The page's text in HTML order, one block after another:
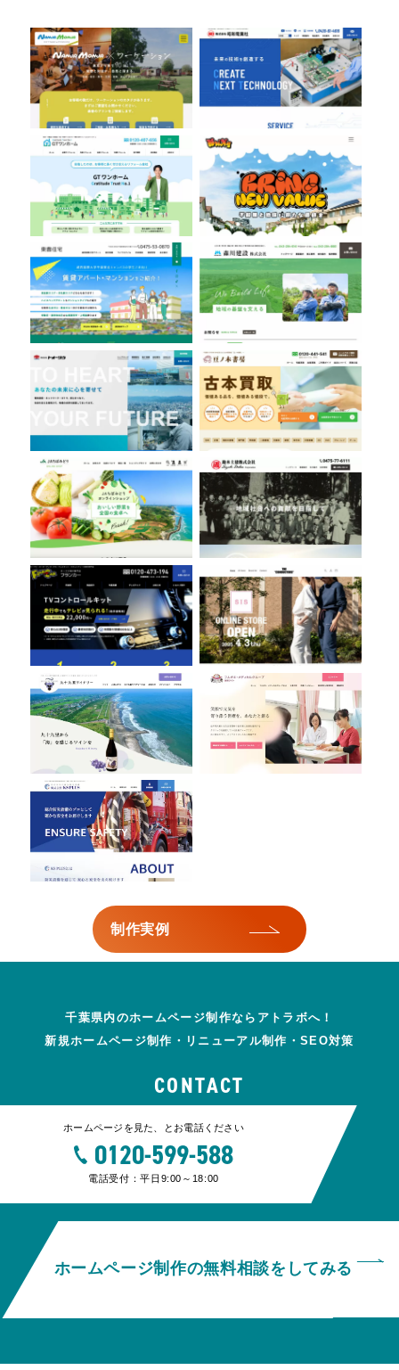
株式会社GTワンホーム 株式会社Bring
有限会社東豊住宅 森川建設株式会社
株式会社トオーツウ 豆ノ木書房
ちばみどり農業協同組合 鈴木土建株式会社
フランカー株式会社 THE CONDUCTORS
九十九里ワイナリー フルガキ・メディカルグループ
株式会社KS PLUS
制作実例
千葉県内のホームページ制作ならアトラボへ！
新規ホームページ制作・リニューアル制作・SEO対策
CONTACT
ホームページを見た、とお電話ください
0120-599-588
電話受付：平日9:00～18:00
ホームページ制作の無料相談をしてみる